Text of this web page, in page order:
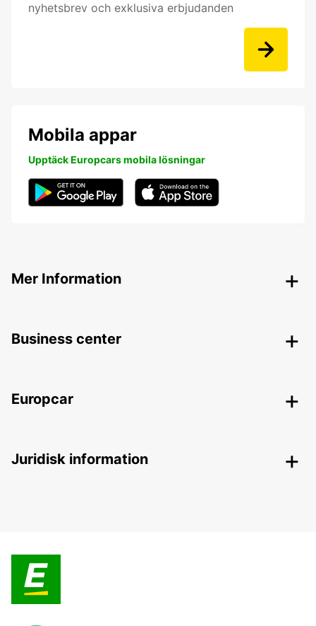
nyhetsbrev och exklusiva erbjudanden
Mobila appar
Upptäck Europcars mobila lösningar
Mer Information
Business center
Europcar
Juridisk information